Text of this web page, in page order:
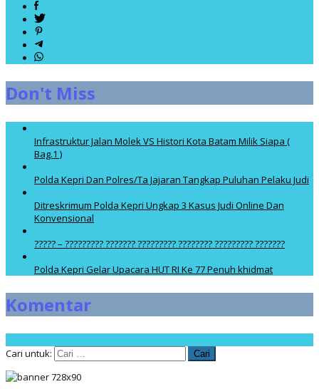
Don't Miss
Infrastruktur Jalan Molek VS Histori Kota Batam Milik Siapa (
Bag.1 )
Polda Kepri Dan Polres/Ta Jajaran Tangkap Puluhan Pelaku Judi
Ditreskrimum Polda Kepri Ungkap 3 Kasus Judi Online Dan
Konvensional
????? – ????????? ??????? ????????? ???????? ????????? ???????
Polda Kepri Gelar Upacara HUT RI Ke 77 Penuh khidmat
Komentar
Cari untuk: